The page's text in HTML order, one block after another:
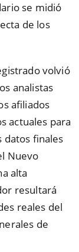
se midió
de los
volvió
analistas
afiliados
actuales para
datos finales
Nuevo
alta
resultará
reales del
de